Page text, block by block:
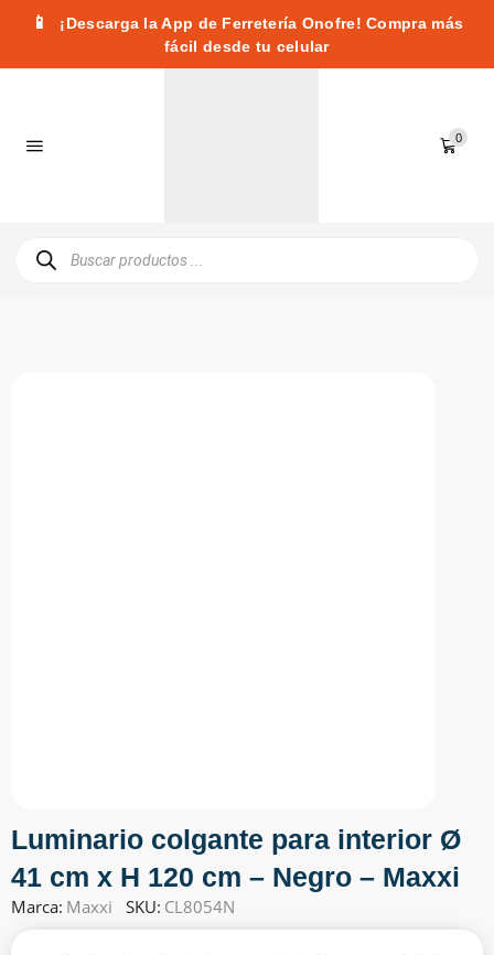
📱
¡Descarga la App de Ferretería Onofre! Compra más
fácil desde tu celular
0
Luminario colgante para interior Ø
41 cm x H 120 cm – Negro – Maxxi
Marca: Maxxi SKU: CL8054N